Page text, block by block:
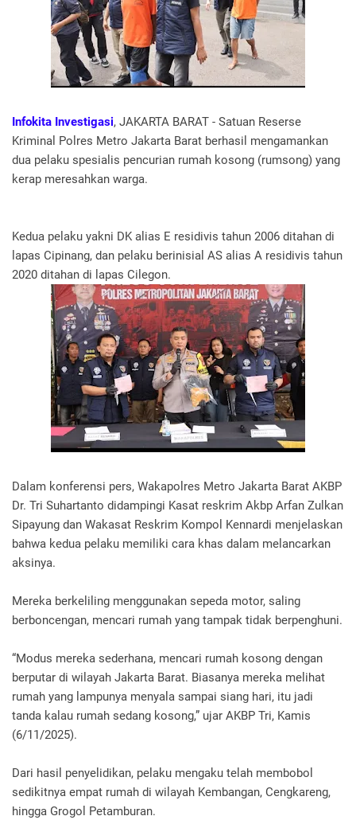
Infokita Investigasi, JAKARTA BARAT - Satuan Reserse
Kriminal Polres Metro Jakarta Barat berhasil mengamankan
dua pelaku spesialis pencurian rumah kosong (rumsong) yang
kerap meresahkan warga.
Kedua pelaku yakni DK alias E residivis tahun 2006 ditahan di
lapas Cipinang, dan pelaku berinisial AS alias A residivis tahun
2020 ditahan di lapas Cilegon.
Dalam konferensi pers, Wakapolres Metro Jakarta Barat AKBP
Dr. Tri Suhartanto didampingi Kasat reskrim Akbp Arfan Zulkan
Sipayung dan Wakasat Reskrim Kompol Kennardi menjelaskan
bahwa kedua pelaku memiliki cara khas dalam melancarkan
aksinya.
Mereka berkeliling menggunakan sepeda motor, saling
berboncengan, mencari rumah yang tampak tidak berpenghuni.
“Modus mereka sederhana, mencari rumah kosong dengan
berputar di wilayah Jakarta Barat. Biasanya mereka melihat
rumah yang lampunya menyala sampai siang hari, itu jadi
tanda kalau rumah sedang kosong,” ujar AKBP Tri, Kamis
(6/11/2025).
Dari hasil penyelidikan, pelaku mengaku telah membobol
sedikitnya empat rumah di wilayah Kembangan, Cengkareng,
hingga Grogol Petamburan.